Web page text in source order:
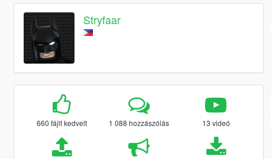
Stryfaar
660 fájlt kedvelt 1 088 hozzászólás 13 videó